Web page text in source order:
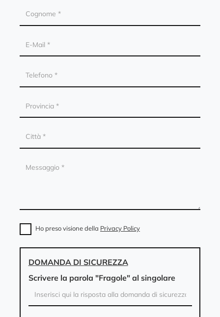
Ho preso visione della Privacy Policy
DOMANDA DI SICUREZZA
Scrivere la parola "Fragole" al singolare